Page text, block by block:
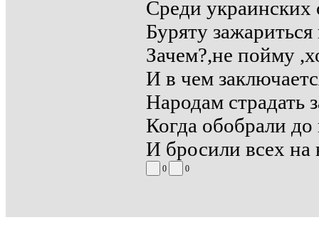
Среди украинских
Буряту зажариться
Зачем?,не пойму
И в чем
Народам страдать
Когда обобрали до
И бросили всех на
0 0